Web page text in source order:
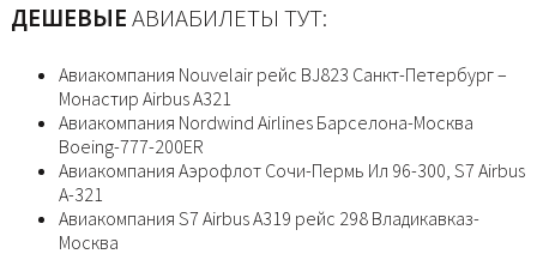
ДЕШЕВЫЕАВИАБИЛЕТЫ ТУТ:
Авиакомпания Nouvelair рейс BJ823 Санкт-Петербург –
Монастир Airbus A321
Авиакомпания Nordwind Airlines Барселона-Москва
Boeing-777-200ER
Авиакомпания Аэрофлот Сочи-Пермь Ил 96-300, S7 Airbus
A-321
Авиакомпания S7 Airbus A319 рейс 298 Владикавказ-
Москва